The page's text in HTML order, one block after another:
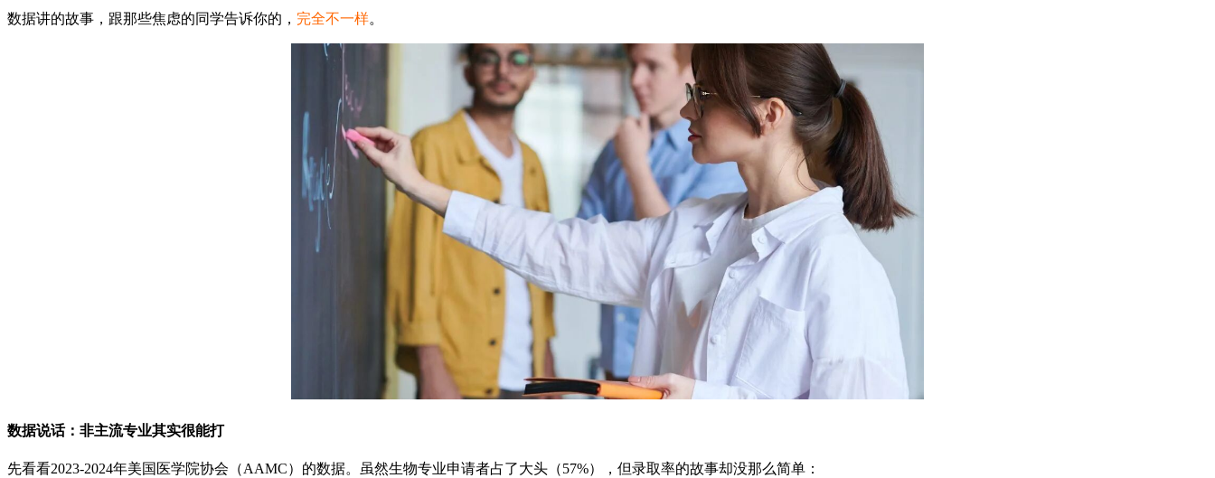
数据讲的故事，跟那些焦虑的同学告诉你的， 完全不一样。
数据说话：非主流专业其实很能打
先看看2023-2024年美国医学院协会（AAMC）的数据。虽然生物专业申请者占了大头（57%），但录取率的故事却没那么简单：